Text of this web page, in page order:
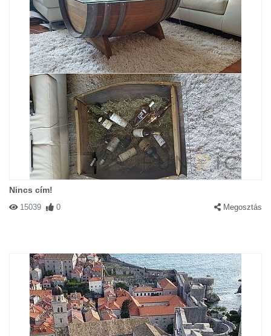
Nincs cím!
15039 0 Megosztás